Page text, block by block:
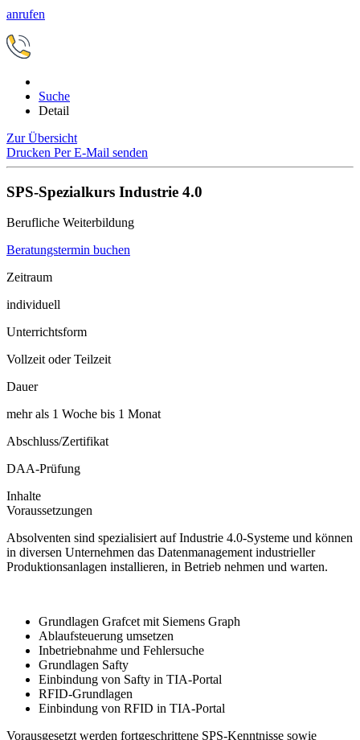
anrufen
Suche
Detail
Zur Übersicht
Drucken Per E-Mail senden
SPS-Spezialkurs Industrie 4.0
Berufliche Weiterbildung
Beratungstermin buchen
Zeitraum
individuell
Unterrichtsform
Vollzeit oder Teilzeit
Dauer
mehr als 1 Woche bis 1 Monat
Abschluss/Zertifikat
DAA-Prüfung
Inhalte
Voraussetzungen
Absolventen sind spezialisiert auf Industrie 4.0-Systeme und können
in diversen Unternehmen das Datenmanagement industrieller
Produktionsanlagen installieren, in Betrieb nehmen und warten.
Grundlagen Grafcet mit Siemens Graph
Ablaufsteuerung umsetzen
Inbetriebnahme und Fehlersuche
Grundlagen Safty
Einbindung von Safty in TIA-Portal
RFID-Grundlagen
Einbindung von RFID in TIA-Portal
Vorausgesetzt werden fortgeschrittene SPS-Kenntnisse sowie